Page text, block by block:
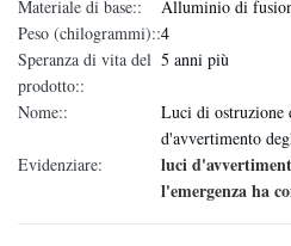
Materiale di base::
Alluminio di
Peso (chilogrammi)::4
Speranza di vita del
prodotto::
5 anni più
Nome::
Luci di ostruzione
d'avvertimento
Evidenziare:
luci
l'emergenza ha